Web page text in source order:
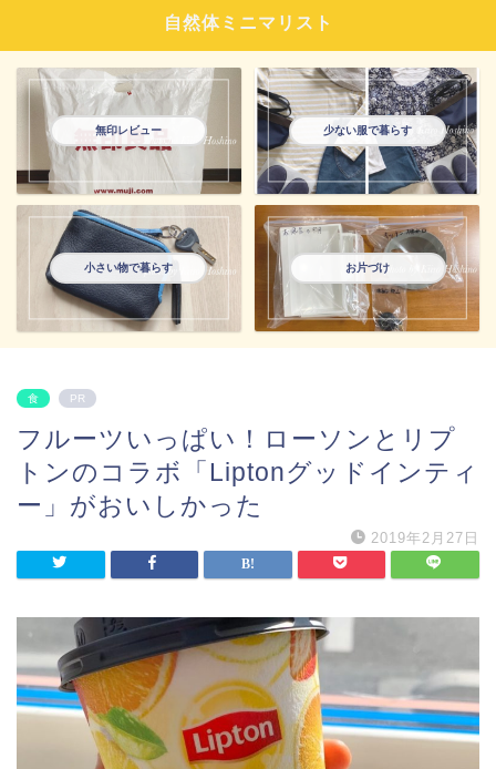
自然体ミニマリスト
無印レビュー 少ない服で暮らす
小さい物で暮らす お片づけ
食 PR
フルーツいっぱい！ローソンとリプ
トンのコラボ「Liptonグッドインティ
ー」がおいしかった
2019年2月27日